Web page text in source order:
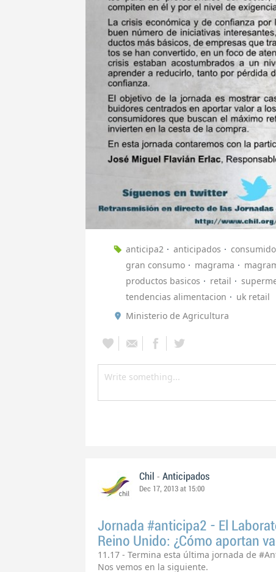
anticipa2 anticipados
gran consumo
magrama
productos basicos
retail
tendencias alimentacion
uk retail
Ministerio de Agricultura
Chil - Anticipados
Dec 17, 2013 at 15:00
Jornada #anticipa2 - El
Reino Unido: ¿Cómo aportan
11.17 - Termina esta última jornada de
Nos vemos en la siguiente.